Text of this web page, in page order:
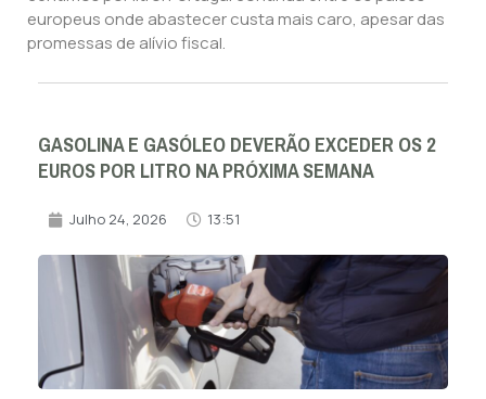
europeus onde abastecer custa mais caro, apesar das
promessas de alívio fiscal.
GASOLINA E GASÓLEO DEVERÃO EXCEDER OS 2
EUROS POR LITRO NA PRÓXIMA SEMANA
Julho 24, 2026 13:51